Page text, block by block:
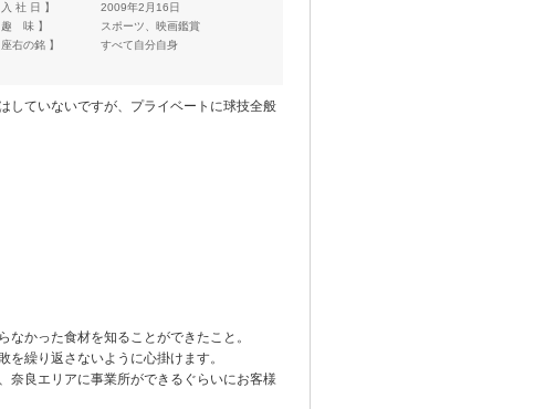
入 社 日 】
2009年2月16日
趣 味 】
スポーツ、映画鑑賞
座右の銘 】
すべて自分自身
していないですが、プライベートに球技全般
かった食材を知ることができたこと。
繰り返さないように心掛けます。
良エリアに事業所ができるぐらいにお客様